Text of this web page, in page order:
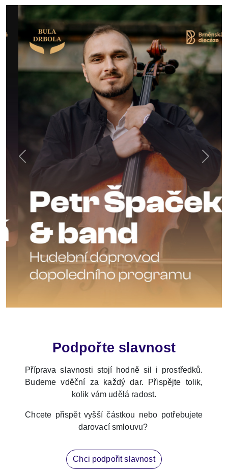
Petr Špaček je český violoncellista, absolvent jedné
a žák mnoha světoznámých violoncellistů. Patřil mezi
spoluzakladatele Prague Cello Quartetu, po rozpadu
jejich původní sestavy zahájil sólovou dráhu. V roce
2007 vyhrál mezinárodní rozhlasovou soutěž
Concertino Praga. Vystupuje jako sólista
ale také v Americe a Asii.
Podpořte slavnost
Příprava slavnosti stojí hodně sil i prostředků.
Budeme vděční za každý dar. Přispějte tolik,
kolik vám udělá radost.
Chcete přispět vyšší částkou nebo potřebujete
darovací smlouvu?
Chci podpořit slavnost